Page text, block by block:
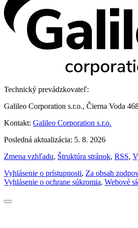
Technický prevádzkovateľ:
Galileo Corporation s.r.o., Čierna Voda
Kontakt: Galileo Corporation s.r.o.
Posledná aktualizácia: 5. 8. 2026
Zmena vzhľadu, Štruktúra stránok, RSS,
Vyhlásenie o prístupnosti, Za obsah
Vyhlásenie o ochrane súkromia, Webové